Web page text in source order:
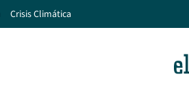
Crisis Climática